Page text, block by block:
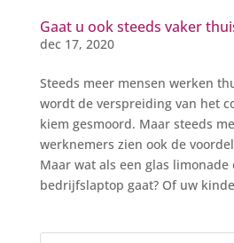
Gaat u ook steeds vaker
dec 17, 2020
Steeds meer mensen werken
wordt de verspreiding van het
kiem gesmoord. Maar steeds
werknemers zien ook de
Maar wat als een glas limonade
bedrijfslaptop gaat? Of uw